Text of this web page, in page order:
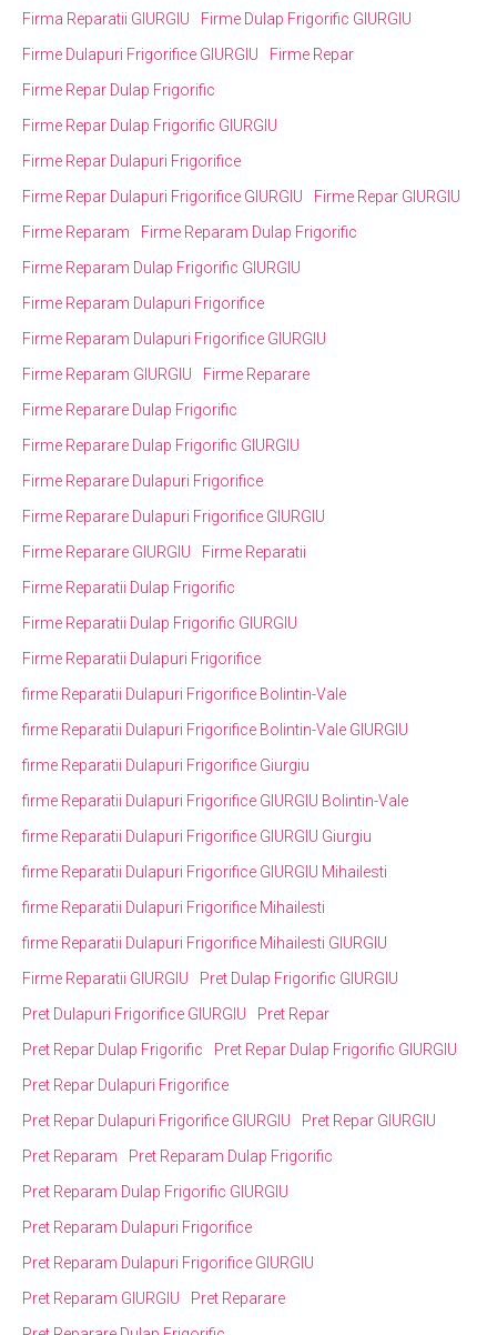
Firma Reparatii GIURGIU
Firme Dulap Frigorific GIURGIU
Firme Dulapuri Frigorifice GIURGIU
Firme Repar
Firme Repar Dulap Frigorific
Firme Repar Dulap Frigorific GIURGIU
Firme Repar Dulapuri Frigorifice
Firme Repar Dulapuri Frigorifice GIURGIU
Firme Repar GIURGIU
Firme Reparam
Firme Reparam Dulap Frigorific
Firme Reparam Dulap Frigorific GIURGIU
Firme Reparam Dulapuri Frigorifice
Firme Reparam Dulapuri Frigorifice GIURGIU
Firme Reparam GIURGIU
Firme Reparare
Firme Reparare Dulap Frigorific
Firme Reparare Dulap Frigorific GIURGIU
Firme Reparare Dulapuri Frigorifice
Firme Reparare Dulapuri Frigorifice GIURGIU
Firme Reparare GIURGIU
Firme Reparatii
Firme Reparatii Dulap Frigorific
Firme Reparatii Dulap Frigorific GIURGIU
Firme Reparatii Dulapuri Frigorifice
firme Reparatii Dulapuri Frigorifice Bolintin-Vale
firme Reparatii Dulapuri Frigorifice Bolintin-Vale GIURGIU
firme Reparatii Dulapuri Frigorifice Giurgiu
firme Reparatii Dulapuri Frigorifice GIURGIU Bolintin-Vale
firme Reparatii Dulapuri Frigorifice GIURGIU Giurgiu
firme Reparatii Dulapuri Frigorifice GIURGIU Mihailesti
firme Reparatii Dulapuri Frigorifice Mihailesti
firme Reparatii Dulapuri Frigorifice Mihailesti GIURGIU
Firme Reparatii GIURGIU
Pret Dulap Frigorific GIURGIU
Pret Dulapuri Frigorifice GIURGIU
Pret Repar
Pret Repar Dulap Frigorific
Pret Repar Dulap Frigorific GIURGIU
Pret Repar Dulapuri Frigorifice
Pret Repar Dulapuri Frigorifice GIURGIU
Pret Repar GIURGIU
Pret Reparam
Pret Reparam Dulap Frigorific
Pret Reparam Dulap Frigorific GIURGIU
Pret Reparam Dulapuri Frigorifice
Pret Reparam Dulapuri Frigorifice GIURGIU
Pret Reparam GIURGIU
Pret Reparare